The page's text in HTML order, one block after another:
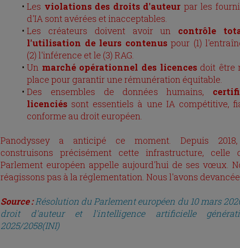
Les violations des droits d'auteur par les
d'IA sont avérées et inacceptables.
Les créateurs doivent avoir un contrôle
l'utilisation de leurs contenuspour (1)
(2) l'inférence et le (3) RAG.
Un marché opérationnel des licencesdoit être
place pour garantir une rémunération équitable.
Des ensembles de données humains,
licenciés sont essentiels à une IA compétitive,
conforme au droit européen.
Panodyssey a anticipé ce moment. Depuis
construisons précisément cette infrastructure, celle
Parlement européen appelle aujourd'hui de ses vœux.
réagissons pas à la réglementation. Nous l'avons
Source : Résolution du Parlement européen du 10 mars
droit d'auteur et l'intelligence artificielle
2025/2058(INI)